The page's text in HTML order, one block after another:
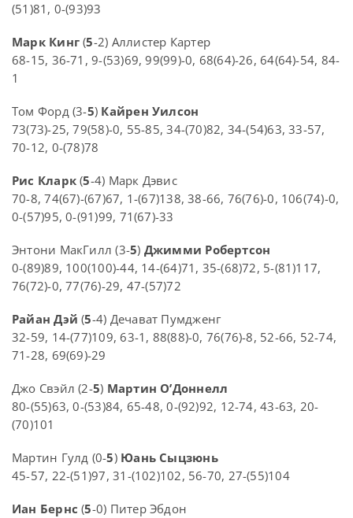
(51)81, 0-(93)93
Марк Кинг (5-2) Аллистер Картер
68-15, 36-71, 9-(53)69, 99(99)-0, 68(64)-26, 64(64)-54, 84-
1
Том Форд (3-5) Кайрен Уилсон
73(73)-25, 79(58)-0, 55-85, 34-(70)82, 34-(54)63, 33-57,
70-12, 0-(78)78
Рис Кларк (5-4) Марк Дэвис
70-8, 74(67)-(67)67, 1-(67)138, 38-66, 76(76)-0, 106(74)-0,
0-(57)95, 0-(91)99, 71(67)-33
Энтони МакГилл (3-5) Джимми Робертсон
0-(89)89, 100(100)-44, 14-(64)71, 35-(68)72, 5-(81)117,
76(72)-0, 77(76)-29, 47-(57)72
Райан Дэй (5-4) Дечават Пумдженг
32-59, 14-(77)109, 63-1, 88(88)-0, 76(76)-8, 52-66, 52-74,
71-28, 69(69)-29
Джо Свэйл (2-5) Мартин О’Доннелл
80-(55)63, 0-(53)84, 65-48, 0-(92)92, 12-74, 43-63, 20-
(70)101
Мартин Гулд (0-5) Юань Сыцзюнь
45-57, 22-(51)97, 31-(102)102, 56-70, 27-(55)104
Иан Бернс (5-0) Питер Эбдон